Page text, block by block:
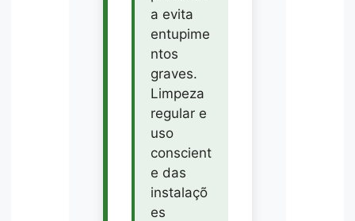
a evita
entupime
ntos
graves.
Limpeza
regular e
uso
conscient
e das
instalaçõ
es